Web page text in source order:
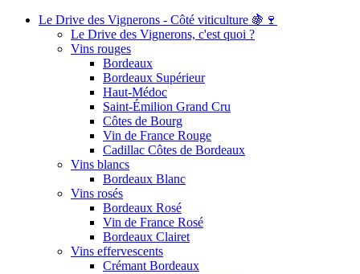
Le Drive des Vignerons - Côté viticulture 🍇🍷
Le Drive des Vignerons, c'est quoi ?
Vins rouges
Bordeaux
Bordeaux Supérieur
Haut-Médoc
Saint-Émilion Grand Cru
Côtes de Bourg
Vin de France Rouge
Cadillac Côtes de Bordeaux
Vins blancs
Bordeaux Blanc
Vins rosés
Bordeaux Rosé
Vin de France Rosé
Bordeaux Clairet
Vins effervescents
Crémant Bordeaux